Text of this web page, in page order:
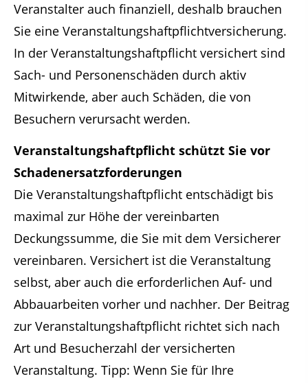
Veranstalter auch finanziell, deshalb brauchen
Sie eine Veranstaltungshaftpflichtversicherung.
In der Veranstaltungshaftpflicht versichert sind
Sach- und Personenschäden durch aktiv
Mitwirkende, aber auch Schäden, die von
Besuchern verursacht werden.
Veranstaltungshaftpflicht schützt Sie vor
Schadenersatzforderungen
Die Veranstaltungshaftpflicht entschädigt bis
maximal zur Höhe der vereinbarten
Deckungssumme, die Sie mit dem Versicherer
vereinbaren. Versichert ist die Veranstaltung
selbst, aber auch die erforderlichen Auf- und
Abbauarbeiten vorher und nachher. Der Beitrag
zur Veranstaltungshaftpflicht richtet sich nach
Art und Besucherzahl der versicherten
Veranstaltung. Tipp: Wenn Sie für Ihre